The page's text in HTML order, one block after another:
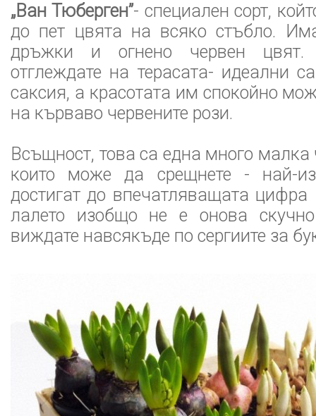
„Ван Тюберген”- специален сорт,
до пет цвята на всяко стъбло.
дръжки и огнено червен
отглеждате на терасата- идеални
саксия, а красотата им спокойно
на кърваво червените рози.
Всъщност, това са една много малка
които може да срещнете - най-
достигат до впечатляващата цифра
лалето изобщо не е онова скучно
виждате навсякъде по сергиите за